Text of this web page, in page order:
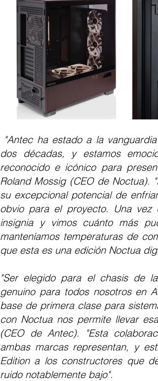
dos décadas, y estamos
reconocido e icónico para
Roland Mossig (CEO de Noctua).
su excepcional potencial de
obvio para el proyecto. Una vez
insignia y vimos cuánto más
manteníamos temperaturas de
que esta es una edición Noctua
"Ser elegido para el chasis de
genuino para todos nosotros en
base de primera clase para
con Noctua nos permite llevar
(CEO de Antec). "Esta
ambas marcas representan, y
Edition a los constructores que
ruido notablemente bajo".